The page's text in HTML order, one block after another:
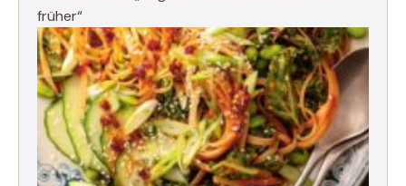
früher“